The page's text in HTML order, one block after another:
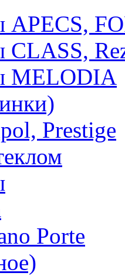
APECS,
CLASS,
MELODIA
Prestige
Porte